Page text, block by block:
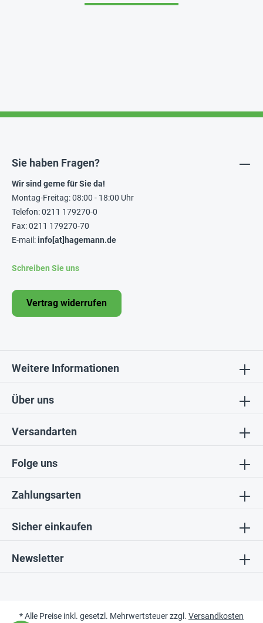
Folge uns
Sicher einkaufen
Über uns
Newsletter
Sie haben Fragen?
Wir sind gerne für Sie da!
Montag-Freitag: 08:00 - 18:00 Uhr
Telefon: 0211 179270-0
Fax: 0211 179270-70
E-mail:info[at]hagemann.de
Schreiben Sie uns
Vertrag widerrufen
Weitere Informationen
Zahlungsarten
Versandarten
* Alle Preise inkl. gesetzl. Mehrwertsteuer zzgl. Versandkosten